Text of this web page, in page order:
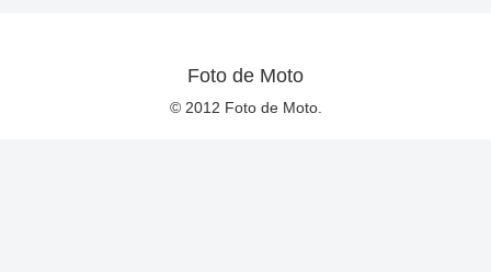
Foto de Moto
© 2012 Foto de Moto.